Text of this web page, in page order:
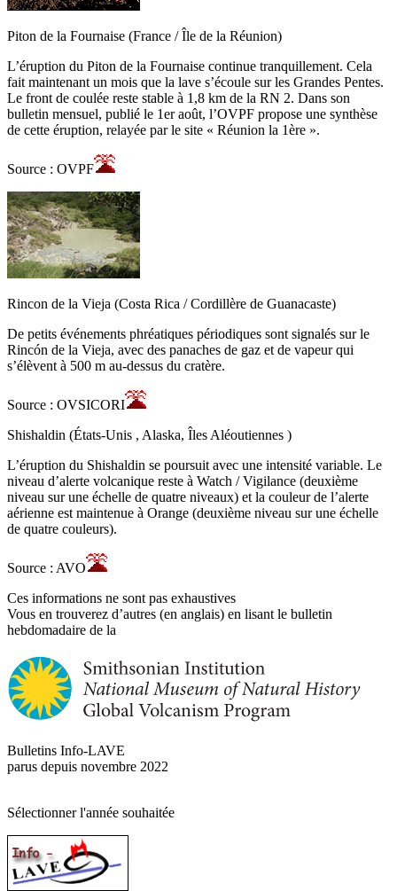
Piton de la Fournaise (France / Île de la Réunion)
L’éruption du Piton de la Fournaise continue tranquillement. Cela
fait maintenant un mois que la lave s’écoule sur les Grandes Pentes.
Le front de coulée reste stable à 1,8 km de la RN 2. Dans son
bulletin mensuel, publié le 1er août, l’OVPF propose une synthèse
de cette éruption, relayée par le site « Réunion la 1ère ».
Source : OVPF
Rincon de la Vieja (Costa Rica / Cordillère de Guanacaste)
De petits événements phréatiques périodiques sont signalés sur le
Rincón de la Vieja, avec des panaches de gaz et de vapeur qui
s’élèvent à 500 m au-dessus du cratère.
Source : OVSICORI
Shishaldin (États-Unis , Alaska, Îles Aléoutiennes )
L’éruption du Shishaldin se poursuit avec une intensité variable. Le
niveau d’alerte volcanique reste à Watch / Vigilance (deuxième
niveau sur une échelle de quatre niveaux) et la couleur de l’alerte
aérienne est maintenue à Orange (deuxième niveau sur une échelle
de quatre couleurs).
Source : AVO
Ces informations ne sont pas exhaustives
Vous en trouverez d’autres (en anglais) en lisant le bulletin
hebdomadaire de la
Bulletins Info-LAVE
parus depuis novembre 2022
Sélectionner l'année souhaitée